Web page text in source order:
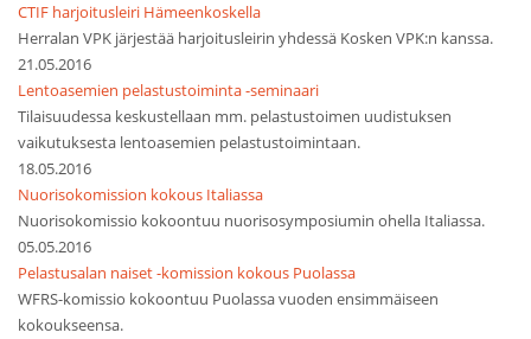
CTIF harjoitusleiri Hämeenkoskella
Herralan VPK järjestää harjoitusleirin yhdessä Kosken VPK:n kanssa.
21.05.2016
Lentoasemien pelastustoiminta -seminaari
Tilaisuudessa keskustellaan mm. pelastustoimen uudistuksen
vaikutuksesta lentoasemien pelastustoimintaan.
18.05.2016
Nuorisokomission kokous Italiassa
Nuorisokomissio kokoontuu nuorisosymposiumin ohella Italiassa.
05.05.2016
Pelastusalan naiset -komission kokous Puolassa
WFRS-komissio kokoontuu Puolassa vuoden ensimmäiseen
kokoukseensa.